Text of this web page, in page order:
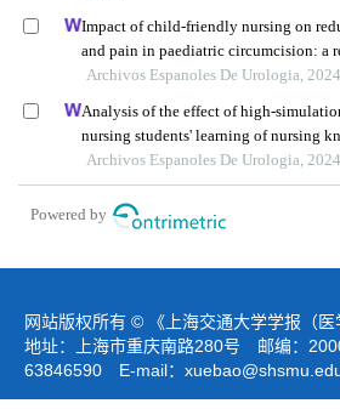
Impact of child-friendly nursing on
and pain in paediatric circumcision: a
Archivos Espanoles De Urologia, 2024
Analysis of the effect of high-
nursing students' learning of nursing
j tubes after ureteral soft scope lithotomy
Archivos Espanoles De Urologia, 2024
Powered by
网站版权所有 © 《上海交通大学学报（
地址：上海市重庆南路280号 邮编：
63846590 E-mail：